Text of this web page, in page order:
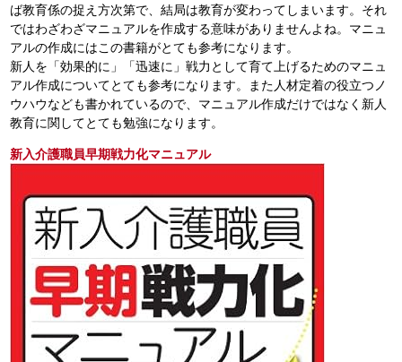
ば教育係の捉え方次第で、結局は教育が変わってしまいます。それ
ではわざわざマニュアルを作成する意味がありませんよね。マニュ
アルの作成にはこの書籍がとても参考になります。
新人を「効果的に」「迅速に」戦力として育て上げるためのマニュ
アル作成についてとても参考になります。また人材定着の役立つノ
ウハウなども書かれているので、マニュアル作成だけではなく新人
教育に関してとても勉強になります。
新入介護職員早期戦力化マニュアル